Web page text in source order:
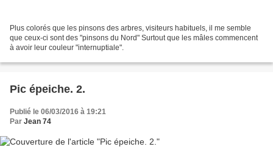
Plus colorés que les pinsons des arbres, visiteurs habituels, il me semble
que ceux-ci sont des "pinsons du Nord" Surtout que les mâles commencent
à avoir leur couleur "internuptiale".
Pic épeiche. 2.
Publié le 06/03/2016 à 19:21
Par Jean 74